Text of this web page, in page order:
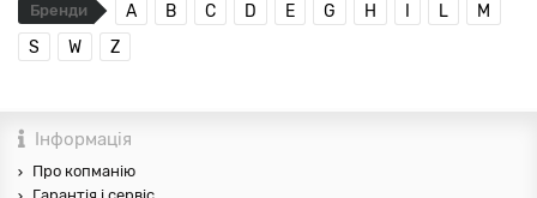
Бренди A B C D E G H I L
M
S
W Z
Інформація
Про копманію